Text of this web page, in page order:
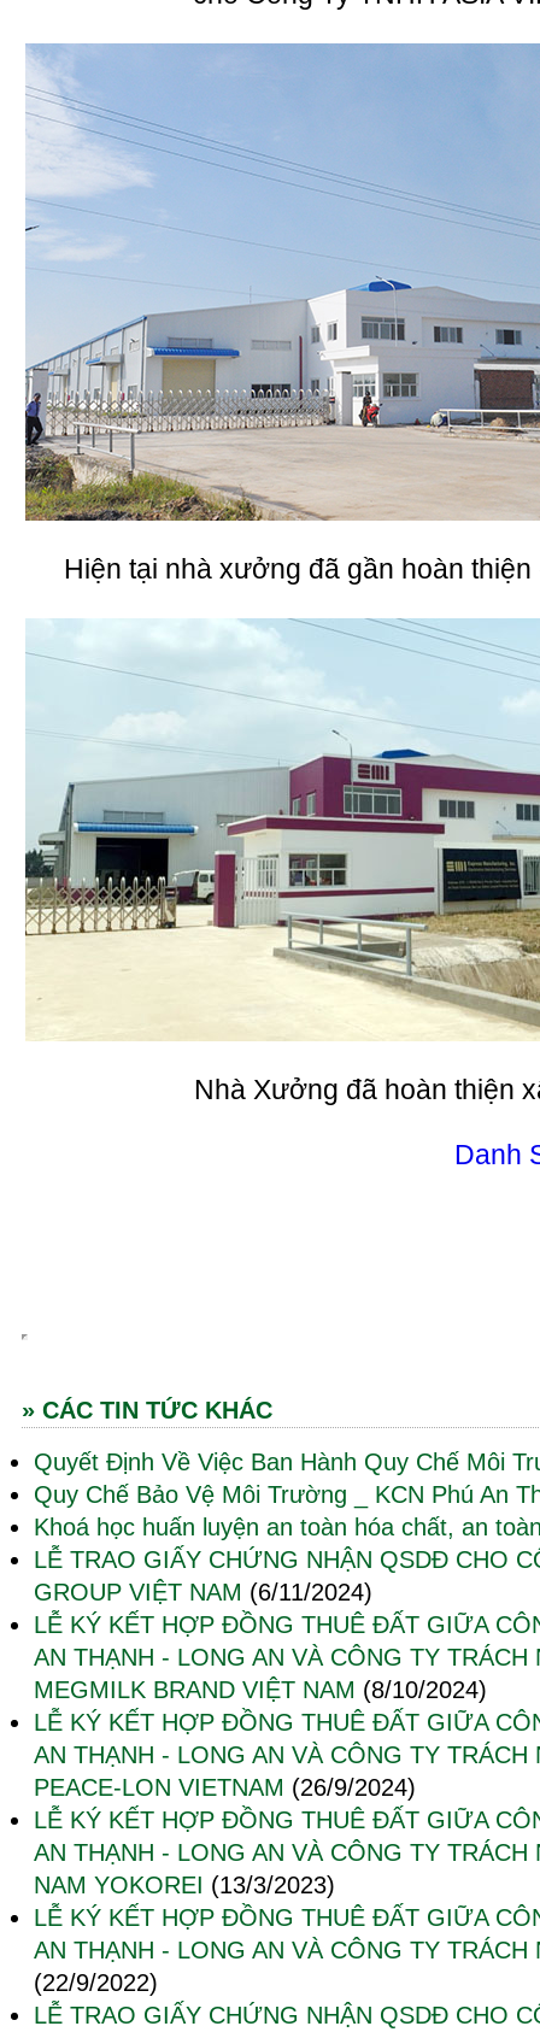
Hiện tại nhà xưởng đã gần hoàn
Nhà Xưởng đã hoàn thiện
Danh
» CÁC TIN TỨC KHÁC
Quyết Định Về Việc Ban Hành Quy Chế Môi
Quy Chế Bảo Vệ Môi Trường _ KCN Phú An
Khoá học huấn luyện an toàn hóa chất, an
LỄ TRAO GIẤY CHỨNG NHẬN QSDĐ CHO
GROUP VIỆT NAM (6/11/2024)
LỄ KÝ KẾT HỢP ĐỒNG THUÊ ĐẤT GIỮA
AN THẠNH - LONG AN VÀ CÔNG TY TRÁCH
MEGMILK BRAND VIỆT NAM (8/10/2024)
LỄ KÝ KẾT HỢP ĐỒNG THUÊ ĐẤT GIỮA
AN THẠNH - LONG AN VÀ CÔNG TY TRÁCH
PEACE-LON VIETNAM (26/9/2024)
LỄ KÝ KẾT HỢP ĐỒNG THUÊ ĐẤT GIỮA
AN THẠNH - LONG AN VÀ CÔNG TY
NAM YOKOREI (13/3/2023)
LỄ KÝ KẾT HỢP ĐỒNG THUÊ ĐẤT GIỮA
AN THẠNH - LONG AN VÀ CÔNG TY
(22/9/2022)
LỄ TRAO GIẤY CHỨNG NHẬN QSDĐ CHO